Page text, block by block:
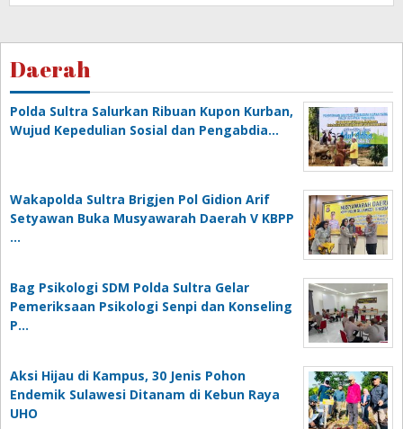
Daerah
Polda Sultra Salurkan Ribuan Kupon Kurban,
Wujud Kepedulian Sosial dan Pengabdia…
Wakapolda Sultra Brigjen Pol Gidion Arif
Setyawan Buka Musyawarah Daerah V KBPP
…
Bag Psikologi SDM Polda Sultra Gelar
Pemeriksaan Psikologi Senpi dan Konseling
P…
‎Aksi Hijau di Kampus, 30 Jenis Pohon
Endemik Sulawesi Ditanam di Kebun Raya
UHO